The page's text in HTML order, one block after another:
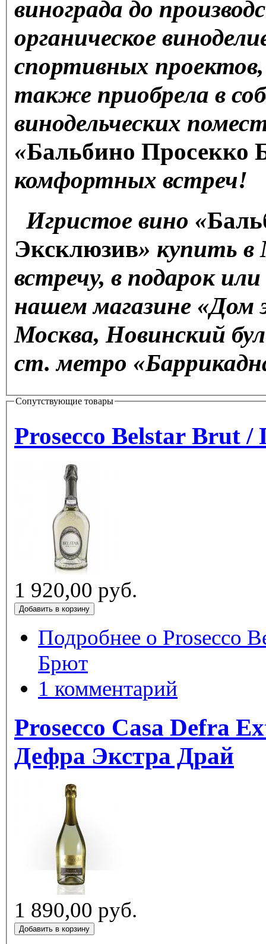
винограда до
органическое
спортивных
также приобрела в
винодельческих
«Бальбино Просекко
комфортных встреч!
Игристое вино «
Эксклюзив» купить в
встречу, в подарок
нашем магазине «Дом
Москва, Новинский
ст. метро
Сопутствующие товары
Prosecco Belstar Brut
1 920,00 руб.
Подробнее о Prosecco
Брют
1 комментарий
Prosecco Casa Defra
Дефра Экстра Драй
1 890,00 руб.